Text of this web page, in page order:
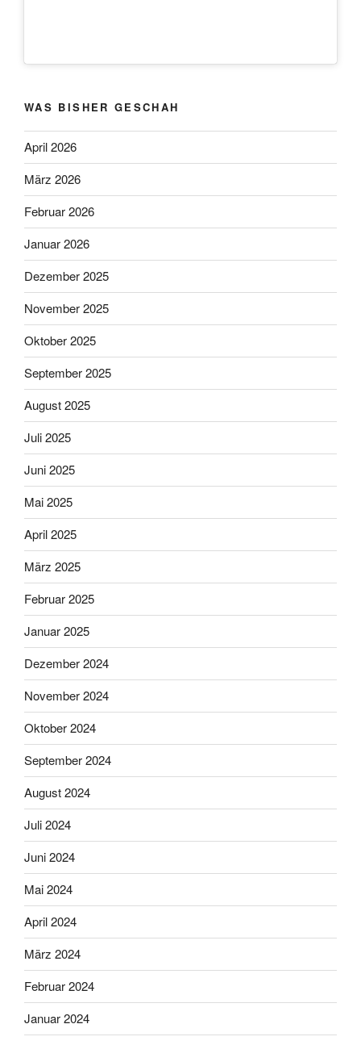
WAS BISHER GESCHAH
April 2026
März 2026
Februar 2026
Januar 2026
Dezember 2025
November 2025
Oktober 2025
September 2025
August 2025
Juli 2025
Juni 2025
Mai 2025
April 2025
März 2025
Februar 2025
Januar 2025
Dezember 2024
November 2024
Oktober 2024
September 2024
August 2024
Juli 2024
Juni 2024
Mai 2024
April 2024
März 2024
Februar 2024
Januar 2024